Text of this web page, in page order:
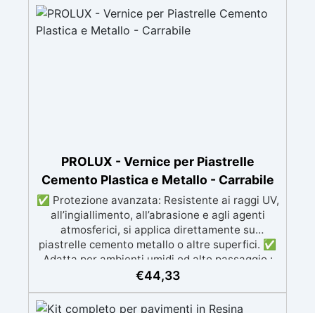
su superfici difficili anche verticali. Riempie
crepe e irregolarità del pavimento.
Rinnovandolo con una sola passata. 🔹 Senza
giorno successivo
PROLUX - Vernice per Piastrelle
Cemento Plastica e Metallo - Carrabile
✅ Protezione avanzata: Resistente ai raggi UV,
all’ingiallimento, all’abrasione e agli agenti
atmosferici, si applica direttamente su
piastrelle cemento metallo o altre superfici. ✅
Adatta per ambienti umidi od alto passaggio :
Formulazione Poliuretanica, ideale per ambienti
superiore alle resine epossidiche e vernici
€44,33